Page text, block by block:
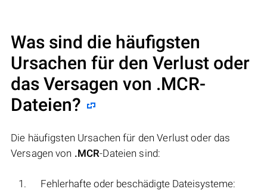
Was sind die häufigsten
Ursachen für den Verlust oder
das Versagen von .MCR-
Dateien?
Die häufigsten Ursachen für den Verlust oder das
Versagen von .MCR-Dateien sind:
Fehlerhafte oder beschädigte Dateisysteme: